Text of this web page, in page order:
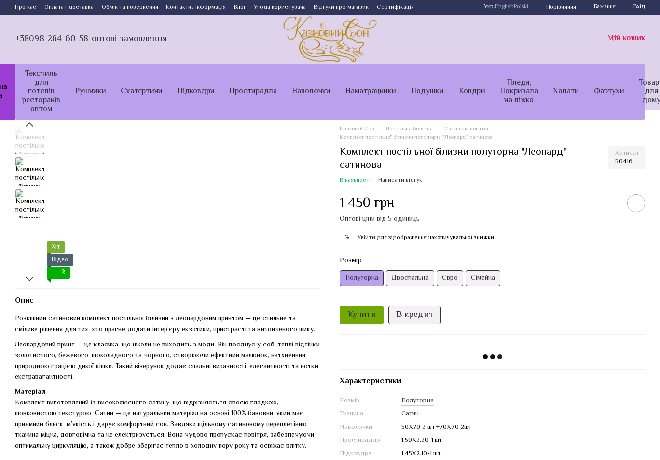
Перейти до основного контенту
Про нас Оплата і доставка Обмін та повернення Контактна інформація Блог Угода користувача Відгуки про магазин Сертифікація Укр.EnglishPolski Порівняння Бажання Вхід
+38098-264-60-58-оптові замовлення Мій кошик
Текстиль
для
готелів
ресторанів
оптом
Рушники Скатертини Підковдри Простирадла Наволочки Наматрацники Подушки Ковдри
Пледи,
Покривала
на ліжко
Халати Фартухи для
дому
Хіт
Відео
2
Опис
Розкішний сатиновий комплект постільної білизни з леопардовим принтом — це стильне та
сміливе рішення для тих, хто прагне додати інтер’єру екзотики, пристрасті та витонченого шику.
Леопардовий принт — це класика, що ніколи не виходить з моди. Він поєднує у собі теплі відтінки
золотистого, бежевого, шоколадного та чорного, створюючи ефектний малюнок, натхненний
природною грацією дикої кішки. Такий візерунок додає спальні виразності, елегантності та нотки
екстравагантності.
Матеріал
Комплект виготовлений із високоякісного сатину, що відрізняється своєю гладкою,
шовковистою текстурою. Сатин — це натуральний матеріал на основі 100% бавовни, який має
приємний блиск, м’якість і дарує комфортний сон. Завдяки щільному сатиновому переплетінню
тканина міцна, довговічна та не електризується. Вона чудово пропускає повітря, забезпечуючи
оптимальну циркуляцію, а також добре зберігає тепло в холодну пору року та освіжає влітку.
Казковий Сон Постільна білизна
Сатинова постіль
Комплект постільної білизни полуторна "Леопард" сатинова
Комплект постільної білизни полуторна "Леопард"
сатинова
Артикул
50416
В наявності Написати відгук
1 450 грн
Оптові ціни від 5 одиниць
% Увійти для відображення накопичувальної знижки
Розмір
Полуторна Двоспальна Євро Сімейна
Купити В кредит
Характеристики
Розмір
Полуторна
Тканина
Сатин
Наволочки
50Х70-2 шт +70Х70-2шт
Простирадло
1.50Х2.20-1 шт
Підковдра
1.45Х2.10-1 шт